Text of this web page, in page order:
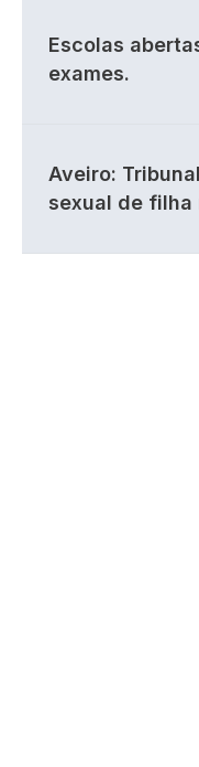
Escolas
exames.
Aveiro:
sexual de filha